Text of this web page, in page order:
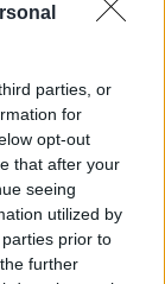
parties, or
for
opt-out
that after your
seeing
utilized by
prior to
further